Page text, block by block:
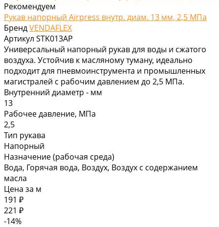
Рекомендуем
Рукав напорный Airpress внутр. диам. 13 мм, 2,5 МПа
БрендVENDAFLEX
Артикул STK013AP
Универсальный напорный рукав для воды и сжатого
воздуха. Устойчив к масляному туману, идеально
подходит для пневмоинструмента и промышленных
магистралей с рабочим давлением до 2,5 МПа.
Внутренний диаметр - мм
13
Рабочее давление, МПа
2,5
Тип рукава
Напорный
Назначение (рабочая среда)
Вода, Горячая вода, Воздух, Воздух с содержанием
масла
Цена за м
191 ₽
221 ₽
-14%